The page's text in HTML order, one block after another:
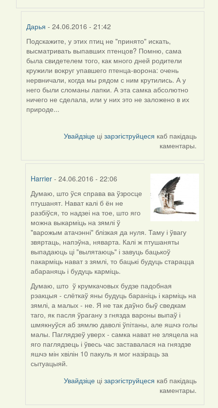
Дарья - 24.06.2016 - 21:42
In
reply
to
by
Harrier
Подскажите, у этих птиц не "принято" искать,
высматривать выпавших птенцов? Помню, сама
была свидетелем того, как много дней родители
кружили вокруг упавшего птенца-ворона: очень
нервничали, когда мы рядом с ним крутились. А у
него были сломаны лапки. А эта самка абсолютно
ничего не сделала, или у них это не заложено в их
природе...
Увайдзіце цізарэгіструйцеся каб пакідаць
каментары.
Harrier - 24.06.2016 - 22:06
In
reply
to
by
Дарья
Думаю, што ўся справа ва ўзросце
птушанят. Нават калі б ён не
разбіўся, то надзеі на тое, што яго
можна выкарміць на зямлі ў
"варожым атачэнні" блізкая да нуля. Таму і ўвагу
звяртаць, напэўна, няварта. Калі ж птушаняты
выпадаюць ці "вылятаюць" і завуць бацькоў
пакарміць нават з зямлі, то бацькі будуць старацца
абараняць і будуць карміць.
Думаю, што ў крумкачовых будзе падобная
рэакцыя - слёткаў яны будуць бараніць і карміць на
зямлі, а малых - не. Я не так даўно быў сведкам
таго, як пасля ўрагану з гнязда вароны выпаў і
шмякнуўся аб зямлю даволі ўпітаны, але яшчэ голы
малы. Паглядзеў уверх - самка нават не зляцела на
яго паглядзець і ўвесь час заставалася на гняздзе
яшчэ мін хвілін 10 пакуль я мог назіраць за
сытуацыяй.
Увайдзіце цізарэгіструйцеся каб пакідаць
каментары.